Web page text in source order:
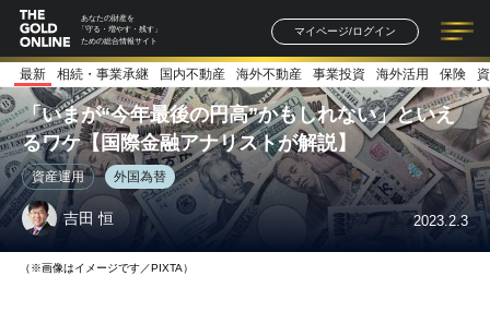
あなたの財産を
「守る・増やす・残す」
ための総合情報サイト
マイページ/ログイン
記事一覧 連載一覧
著者一覧 書籍一覧
最新 相続・事業承継 国内不動産 海外不動産 事業投資 海外活用 保険
「いまが“今年最後の円高”かもしれない」といえ
るワケ【国際金融アナリストが解説】
資産運用 外国為替
吉田 恒 2023.2.3
（※画像はイメージです／PIXTA）